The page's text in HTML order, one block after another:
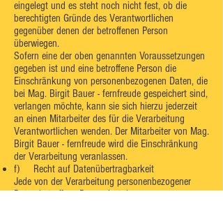
eingelegt und es steht noch nicht fest, ob die
berechtigten Gründe des Verantwortlichen
gegenüber denen der betroffenen Person
überwiegen.
Sofern eine der oben genannten Voraussetzungen
gegeben ist und eine betroffene Person die
Einschränkung von personenbezogenen Daten, die
bei Mag. Birgit Bauer - fernfreude gespeichert sind,
verlangen möchte, kann sie sich hierzu jederzeit
an einen Mitarbeiter des für die Verarbeitung
Verantwortlichen wenden. Der Mitarbeiter von Mag.
Birgit Bauer - fernfreude wird die Einschränkung
der Verarbeitung veranlassen.
f) Recht auf Datenübertragbarkeit
Jede von der Verarbeitung personenbezogener
Daten betroffene Person hat das vom